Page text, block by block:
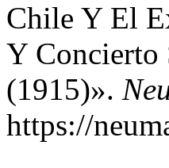
Chile Y El
Y Concierto
(1915)».
https://